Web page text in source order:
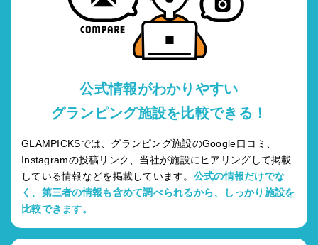
公式情報がわかりやすい
グランピング施設を比較できる！
GLAMPICKSでは、グランピング施設のGoogle口コミ、
Instagramの投稿リンク、当社が施設にヒアリングして掲載
している情報などを掲載しています。 公式の情報だけでな
く、第三者の情報も含めて調べられるから、しっかり施設を
比較できます。